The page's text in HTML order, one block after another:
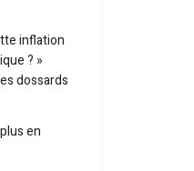
inflation
? »
dossards
en